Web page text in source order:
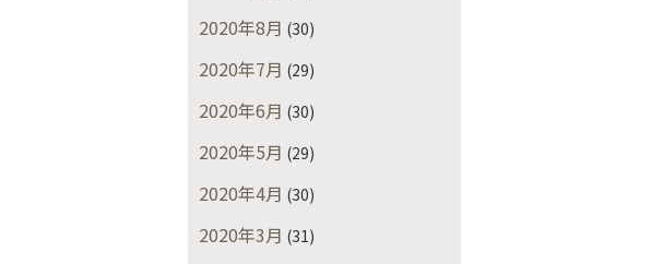
2020年8月 (30)
2020年7月 (29)
2020年6月 (30)
2020年5月 (29)
2020年4月 (30)
2020年3月 (31)